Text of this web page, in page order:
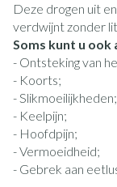
Deze drogen uit
verdwijnt zonder
Soms kunt u
- Ontsteking van
- Koorts;
- Slikmoeilijkheden;
- Keelpijn;
- Hoofdpijn;
- Vermoeidheid;
- Gebrek aan